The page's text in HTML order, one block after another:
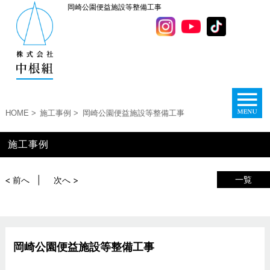
岡崎公園便益施設等整備工事
HOME 施工事例 岡崎公園便益施設等整備工事
施工事例
一覧
< 前へ 次へ >
岡崎公園便益施設等整備工事